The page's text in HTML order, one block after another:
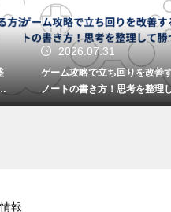
2026.07.31
ゲーム攻略で立ち回りを改善する
ノートの書き方！思考を整理して
勝つ
報